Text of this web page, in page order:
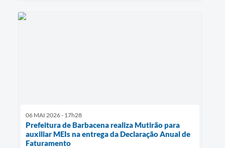
06 MAI 2026 - 17h28
Prefeitura de Barbacena realiza Mutirão para
auxiliar MEIs na entrega da Declaração Anual de
Faturamento